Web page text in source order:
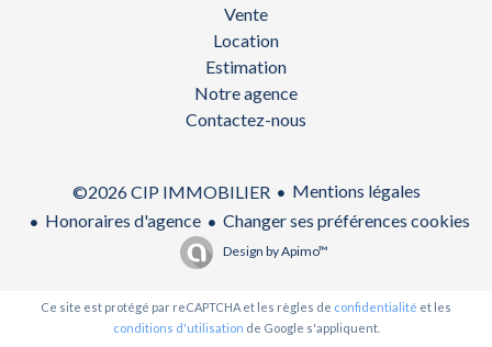
Vente
Location
Estimation
Notre agence
Contactez-nous
©2026 CIP IMMOBILIER
Mentions légales
Honoraires d'agence
Changer ses préférences cookies
Design byApimo™
Ce site est protégé par reCAPTCHA et les règles de confidentialité et les
conditions d'utilisation de Google s'appliquent.